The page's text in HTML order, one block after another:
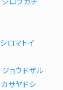
シロマトイ
ジョウドザル
カサヤドシ